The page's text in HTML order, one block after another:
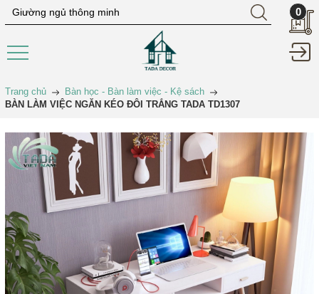
0
Trang chủ
Bàn học - Bàn làm việc - Kệ sách
BÀN LÀM VIỆC NGĂN KÉO ĐÔI TRẮNG TADA TD1307